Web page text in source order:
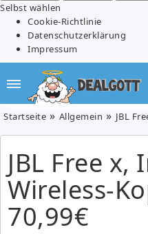
Selbst wählen
Cookie-Richtlinie
Datenschutzerklärung
Impressum
Startseite Allgemein JBL Free x,
JBL Free x,
Wireless-
70,99€